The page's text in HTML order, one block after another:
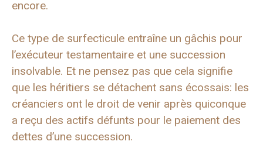
encore.
Ce type de surfecticule entraîne un gâchis pour
l’exécuteur testamentaire et une succession
insolvable. Et ne pensez pas que cela signifie
que les héritiers se détachent sans écossais: les
créanciers ont le droit de venir après quiconque
a reçu des actifs défunts pour le paiement des
dettes d’une succession.